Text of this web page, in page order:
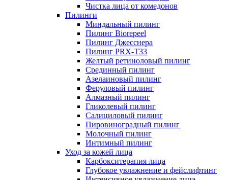
Чистка лица от комедонов
Пилинги
Миндальный пилинг
Пилинг Biorepeel
Пилинг Джесснера
Пилинг PRX-T33
Желтый ретиноловый пилинг
Срединный пилинг
Азелаиновый пилинг
Феруловый пилинг
Алмазный пилинг
Гликолевый пилинг
Салициловый пилинг
Пировиноградный пилинг
Молочный пилинг
Интимный пилинг
Уход за кожей лица
Карбокситерапия лица
Глубокое увлажнение и фейслифтинг